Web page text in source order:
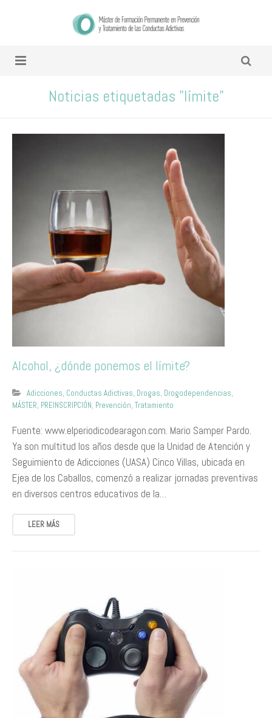
Noticias etiquetadas "límite"
Alcohol, ¿dónde ponemos el límite?
Adicciones, Conductas Adictivas, Drogas, Drogodependencias,
MÁSTER, PREINSCRIPCIÓN, Prevención, Tratamiento
Fuente: www.elperiodicodearagon.com. Mario Samper Pardo.
Ya son multitud los años desde que la Unidad de Atención y
Seguimiento de Adicciones (UASA) Cinco Villas, ubicada en
Ejea de los Caballos, comenzó a realizar jornadas preventivas
en diversos centros educativos de la…
LEER MÁS